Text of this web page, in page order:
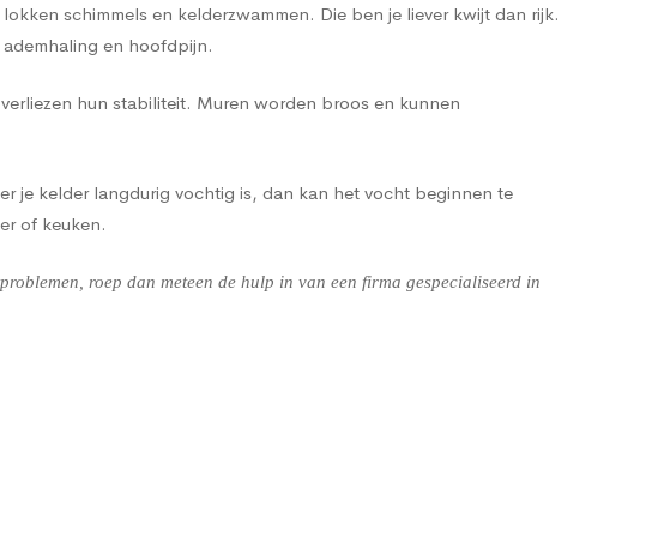
schimmels en kelderzwammen. Die ben je liever kwijt dan rijk.
en hoofdpijn.
hun stabiliteit. Muren worden broos en kunnen
je kelder langdurig vochtig is, dan kan het vocht beginnen te
of keuken.
roep dan meteen de hulp in van een firma gespecialiseerd in